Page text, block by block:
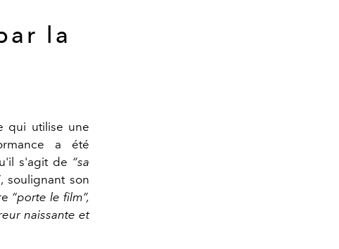
la
qui utilise une
a été
s'agit de “sa
, soulignant son
“porte le film”,
naissante et